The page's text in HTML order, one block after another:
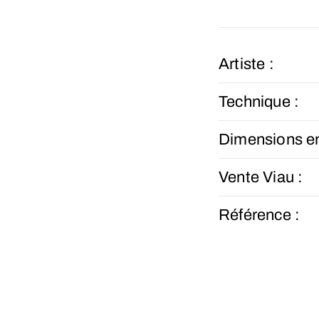
Artiste :
Technique :
Dimensions
Vente Viau :
Référence :